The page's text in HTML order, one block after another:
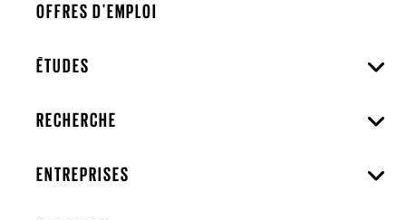
OFFRES D'EMPLOI
ÉTUDES
RECHERCHE
ENTREPRISES